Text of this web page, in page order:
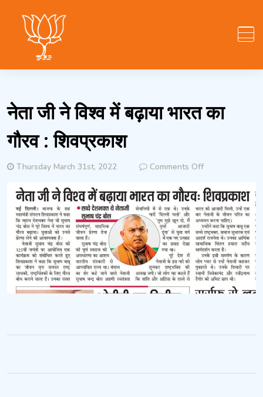
content
नेता जी ने विश्व में बढ़ाया भारत का
गौरव : शिवप्रकाश
Thursday March 31st, 2022 Comments Offon
जी
ने
विश्व
में
बढ़ाया
भारत
का
गौरव
शिवप्रकाश